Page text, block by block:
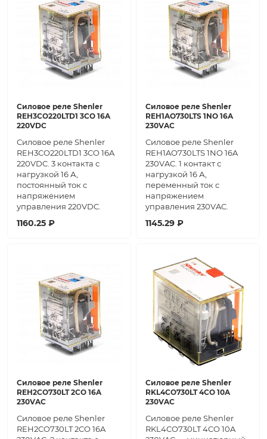
Силовое реле Shenler
REH3CO220LTD1 3CO 16A
220VDC
Силовое реле Shenler
REH3CO220LTD1 3CO 16A
220VDC. 3 контакта с
нагрузкой 16 А,
постоянный ток с
напряжением
управления 220VDC.
1160.25 ₽
Силовое реле Shenler
REH1AO730LTS 1NO 16A
230VAC
Силовое реле Shenler
REH1AO730LTS 1NO 16A
230VAC. 1 контакт с
нагрузкой 16 А,
переменный ток с
напряжением
управления 230VAC.
1145.29 ₽
Силовое реле Shenler
REH2CO730LT 2CO 16A
230VAC
Силовое реле Shenler
REH2CO730LT 2CO 16A
Силовое реле Shenler
RKL4CO730LT 4CO 10A
230VAC
Силовое реле Shenler
RKL4CO730LT 4CO 10A